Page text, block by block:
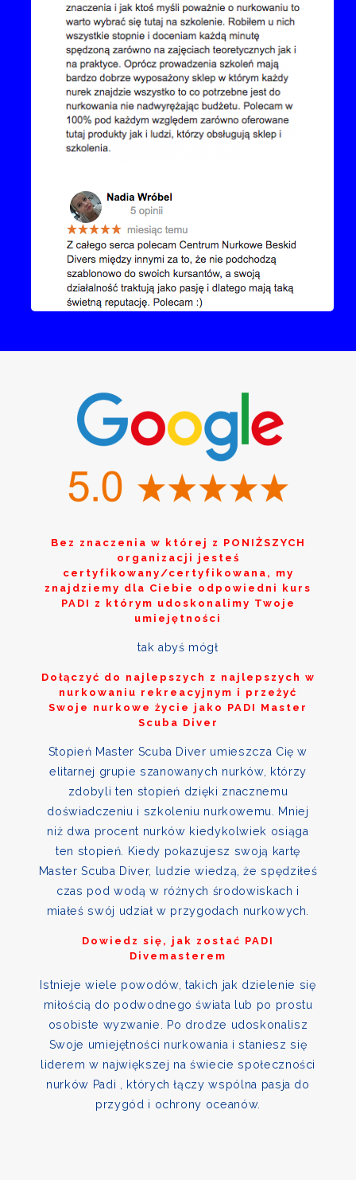
Bez znaczenia w której z PONIŻSZYCH
organizacji jesteś
certyfikowany/certyfikowana, my
znajdziemy dla Ciebie odpowiedni kurs
PADI z którym udoskonalimy Twoje
umiejętności
tak abyś mógł
Dołączyć do najlepszych z najlepszych w
nurkowaniu rekreacyjnym i przeżyć
Swoje nurkowe życie jako PADI Master
Scuba Diver
Stopień Master Scuba Diver umieszcza Cię w
elitarnej grupie szanowanych nurków, którzy
zdobyli ten stopień dzięki znacznemu
doświadczeniu i szkoleniu nurkowemu. Mniej
niż dwa procent nurków kiedykolwiek osiąga
ten stopień. Kiedy pokazujesz swoją kartę
Master Scuba Diver, ludzie wiedzą, że spędziłeś
czas pod wodą w różnych środowiskach i
miałeś swój udział w przygodach nurkowych.
Dowiedz się, jak zostać PADI
Divemasterem
Istnieje wiele powodów, takich jak dzielenie się
miłością do podwodnego świata lub po prostu
osobiste wyzwanie. Po drodze udoskonalisz
Swoje umiejętności nurkowania i staniesz się
liderem w największej na świecie społeczności
nurków Padi , których łączy wspólna pasja do
przygód i ochrony oceanów.